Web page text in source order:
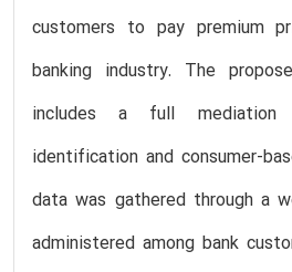
customers to pay premium
banking industry. The
includes a full mediation
identification and consumer-
data was gathered through a
administered among bank